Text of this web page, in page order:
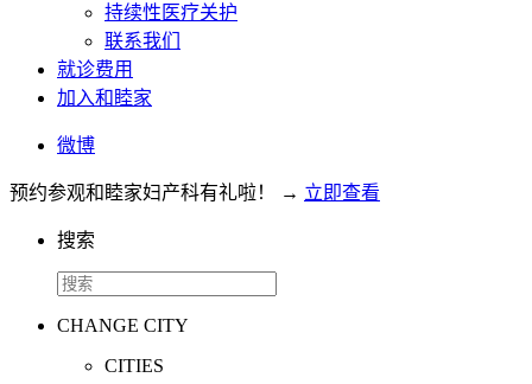
持续性医疗关护
联系我们
就诊费用
加入和睦家
微博
预约参观和睦家妇产科有礼啦！ → 立即查看
搜索
CHANGE CITY
CITIES